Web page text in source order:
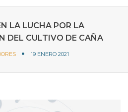
LA LUCHA POR LA
DEL CULTIVO DE CAÑA
19 ENERO 2021